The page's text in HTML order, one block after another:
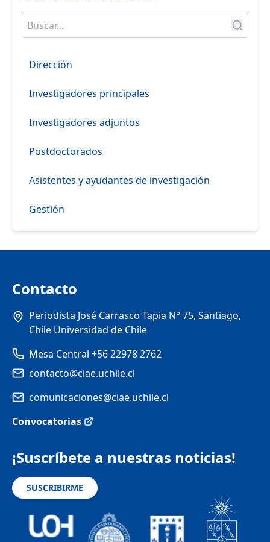
Dirección
Investigadores principales
Investigadores adjuntos
Postdoctorados
Asistentes y ayudantes de investigación
Gestión
Contacto
Periodista José Carrasco Tapia N° 75, Santiago,
Chile Universidad de Chile
Mesa Central +56 22978 2762
contacto@ciae.uchile.cl
comunicaciones@ciae.uchile.cl
Convocatorias
¡Suscríbete a nuestras noticias!
SUSCRIBIRME